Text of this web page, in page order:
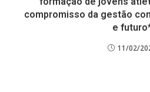
compromisso da gestão
e
11/02/